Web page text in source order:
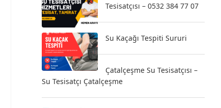
Tesisatçısı – 0532 384 77 07
Su Kaçağı Tespiti Sururi
Çatalçeşme Su Tesisatçısı –
Su Tesisatçı Çatalçeşme